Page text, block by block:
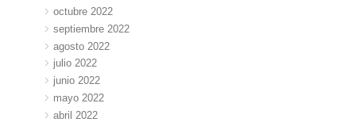
octubre 2022
septiembre 2022
agosto 2022
julio 2022
junio 2022
mayo 2022
abril 2022